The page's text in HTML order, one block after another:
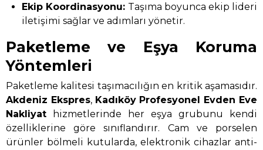
Ekip Koordinasyonu: Taşıma boyunca ekip lideri
iletişimi sağlar ve adımları yönetir.
Paketleme ve Eşya Koruma
Yöntemleri
Paketleme kalitesi taşımacılığın en kritik aşamasıdır.
Akdeniz Ekspres, Kadıköy Profesyonel Evden Eve
Nakliyat hizmetlerinde her eşya grubunu kendi
özelliklerine göre sınıflandırır. Cam ve porselen
ürünler bölmeli kutularda, elektronik cihazlar anti-